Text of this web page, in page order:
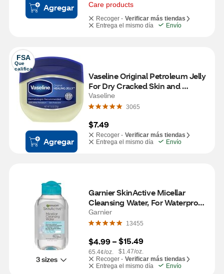
Agregar
Care products
Recoger - Verificar más tiendas
Entrega el mismo día
Envío
FSA
Que
califica
Agregar
Vaseline Original Petroleum Jelly
For Dry Cracked Skin and
Eczema Relief, 7.5 OZ
Vaseline
3065
$7.49
Recoger - Verificar más tiendas
Entrega el mismo día
Envío
3 sizes
Garnier SkinActive Micellar
Cleansing Water, For Waterproof
Makeup
Garnier
13455
$4.99 –
65.4¢/oz.
$15.49
$1.47/oz.
Recoger - Verificar más tiendas
Entrega el mismo día
Envío